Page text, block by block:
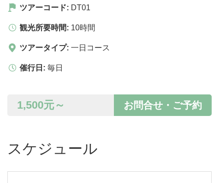
ツアーコード: DT01
観光所要時間: 10時間
ツアータイプ: 一日コース
催行日: 毎日
お問合せ・ご予約
1,500元～
スケジュール